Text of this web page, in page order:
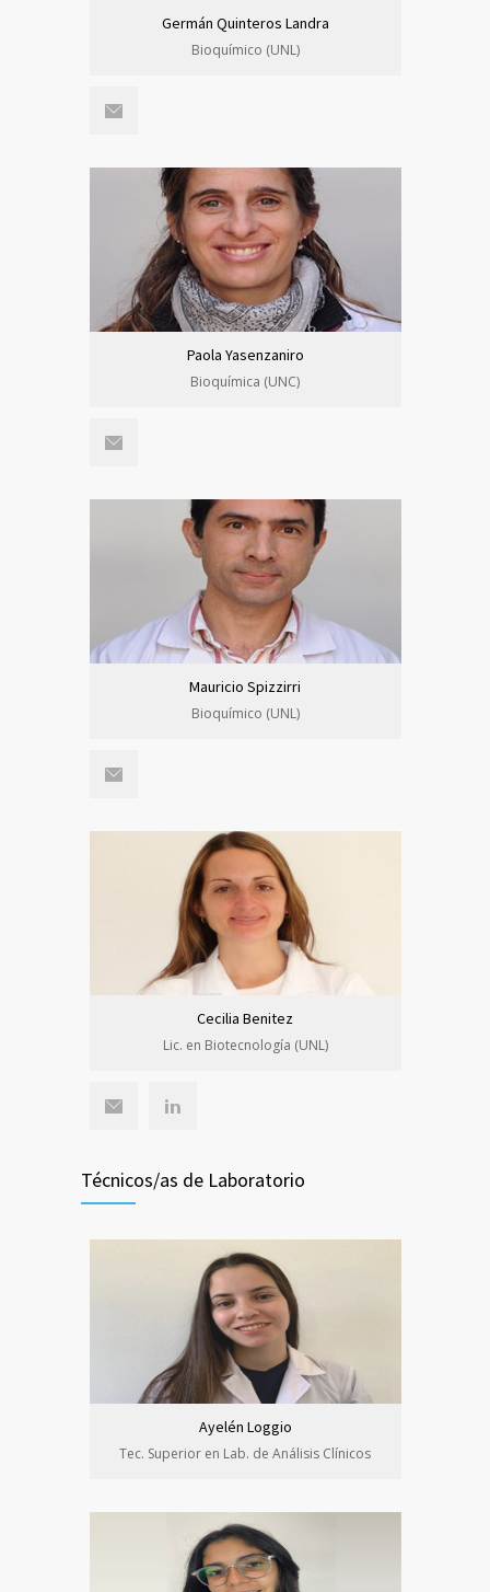
Germán Quinteros Landra
Bioquímico (UNL)
Paola Yasenzaniro
Bioquímica (UNC)
Mauricio Spizzirri
Bioquímico (UNL)
Cecilia Benitez
Lic. en Biotecnología (UNL)
Técnicos/as de Laboratorio
Ayelén Loggio
Tec. Superior en Lab. de Análisis Clínicos